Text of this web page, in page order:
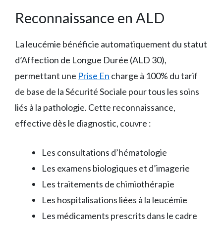
Reconnaissance en ALD
La leucémie bénéficie automatiquement du statut
d’Affection de Longue Durée (ALD 30),
permettant une Prise En charge à 100% du tarif
de base de la Sécurité Sociale pour tous les soins
liés à la pathologie. Cette reconnaissance,
effective dès le diagnostic, couvre :
Les consultations d’hématologie
Les examens biologiques et d’imagerie
Les traitements de chimiothérapie
Les hospitalisations liées à la leucémie
Les médicaments prescrits dans le cadre